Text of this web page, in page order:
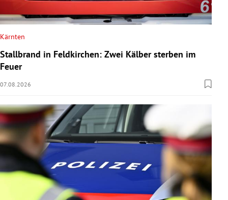
Kärnten
Stallbrand in Feldkirchen: Zwei Kälber sterben im
Feuer
07.08.2026